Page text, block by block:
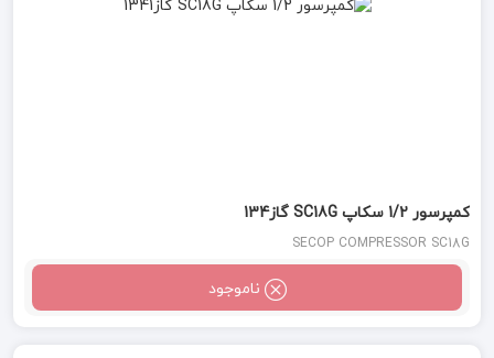
کمپرسور 1/2 سکاپ SC18G گاز134
SECOP COMPRESSOR SC18G
ناموجود